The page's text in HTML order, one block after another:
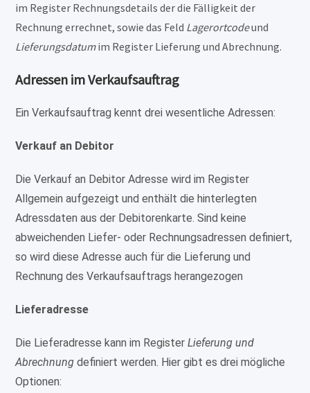
im Register Rechnungsdetails der die Fälligkeit der
Rechnung errechnet, sowie das Feld Lagerortcodeund
Lieferungsdatumim Register Lieferung und Abrechnung.
Adressen im Verkaufsauftrag
Ein Verkaufsauftrag kennt drei wesentliche Adressen:
Verkauf an Debitor
Die Verkauf an Debitor Adresse wird im Register
Allgemein aufgezeigt und enthält die hinterlegten
Adressdaten aus der Debitorenkarte. Sind keine
abweichenden Liefer- oder Rechnungsadressen definiert,
so wird diese Adresse auch für die Lieferung und
Rechnung des Verkaufsauftrags herangezogen
Lieferadresse
Die Lieferadresse kann im RegisterLieferung und
Abrechnung definiert werden. Hier gibt es drei mögliche
Optionen: